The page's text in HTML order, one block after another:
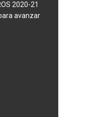
2020-21
avanzar